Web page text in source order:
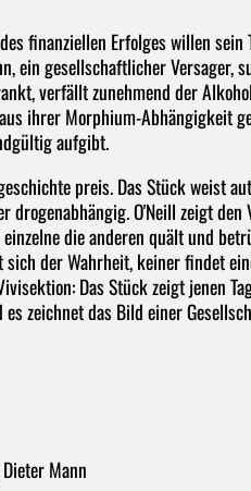
finanziellen Erfolges willen
ein gesellschaftlicher Versager,
verfällt zunehmend der
ihrer Morphium-Abhängigkeit
aufgibt.
preis. Das Stück weist
O'Neill zeigt den
die anderen quält und
der Wahrheit, keiner findet
Das Stück zeigt jenen
zeichnet das Bild einer
Mann